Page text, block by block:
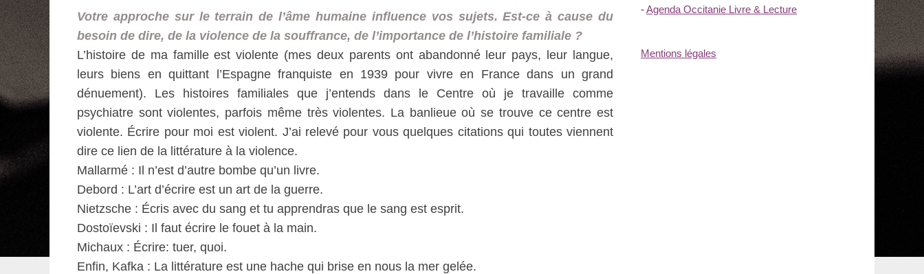
Votre approche sur le terrain de l’âme humaine influence vos sujets. Est-ce à cause du
besoin de dire, de la violence de la souffrance, de l’importance de l’histoire familiale ?
L’histoire de ma famille est violente (mes deux parents ont abandonné leur pays, leur langue,
leurs biens en quittant l’Espagne franquiste en 1939 pour vivre en France dans un grand
dénuement). Les histoires familiales que j’entends dans le Centre où je travaille comme
psychiatre sont violentes, parfois même très violentes. La banlieue où se trouve ce centre est
violente. Écrire pour moi est violent. J’ai relevé pour vous quelques citations qui toutes viennent
dire ce lien de la littérature à la violence.
Mallarmé : Il n’est d’autre bombe qu’un livre.
Debord : L’art d’écrire est un art de la guerre.
Nietzsche : Écris avec du sang et tu apprendras que le sang est esprit.
Dostoïevski : Il faut écrire le fouet à la main.
Michaux : Écrire: tuer, quoi.
Enfin, Kafka : La littérature est une hache qui brise en nous la mer gelée.
-Agenda Occitanie Livre & Lecture
Mentions légales